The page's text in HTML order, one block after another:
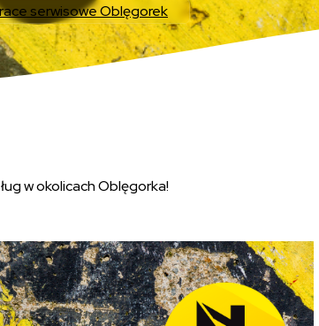
serwisowe Oblęgorek
w okolicach Oblęgorka!